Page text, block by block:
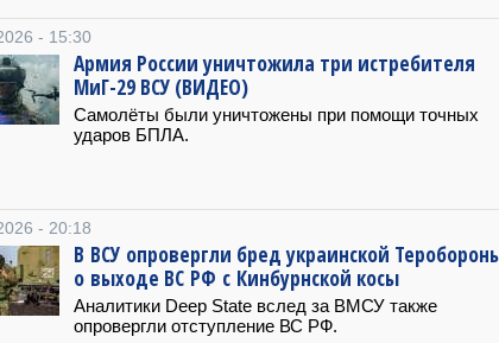
- 15:30
Армия России уничтожила три истребителя
МиГ-29 ВСУ (ВИДЕО)
Самолёты были уничтожены при помощи точных
ударов БПЛА.
- 20:18
В ВСУ опровергли бред украинской
о выходе ВС РФ с Кинбурнской косы
Аналитики Deep State вслед за ВМСУ также
опровергли отступление ВС РФ.